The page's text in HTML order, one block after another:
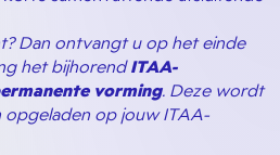
Dan ontvangt u op het einde
het bijhorendITAA-
vorming. Deze wordt
opgeladen op jouw ITAA-